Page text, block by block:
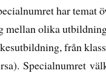
har temat
mellan olika
från
Specialnumret